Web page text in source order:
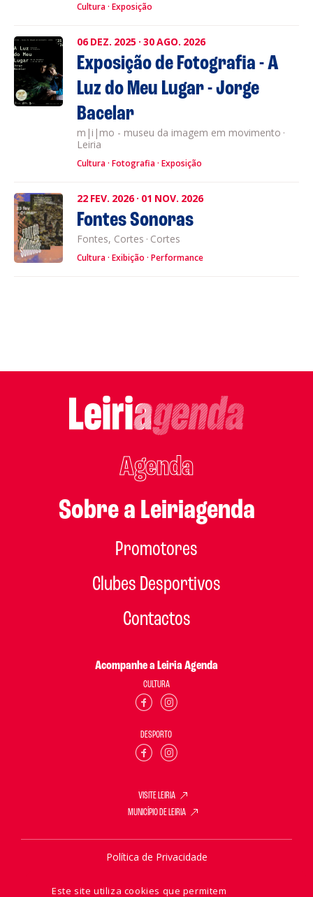
Cultura Exposição
06 DEZ. 2025 · 30AGO. 2026
Exposição de Fotografia - A
Luz do Meu Lugar - Jorge
Bacelar
m|i|mo - museu da imagem em movimento ·
Leiria
Cultura Fotografia Exposição
22 FEV. 2026 · 01 NOV. 2026
Fontes Sonoras
Fontes, Cortes · Cortes
Cultura Exibição Performance
Agenda
Sobre a Leiriagenda
Promotores
Clubes Desportivos
Contactos
Acompanhe a Leiria Agenda
CULTURA
DESPORTO
VISITE LEIRIA
MUNICÍPIO DE LEIRIA
Política de Privacidade
Este site utiliza cookies que permitem